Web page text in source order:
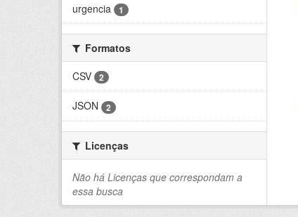
urgencia 1
Formatos
CSV
2
JSON 2
Licenças
Não há Licenças que correspondam a
essa busca